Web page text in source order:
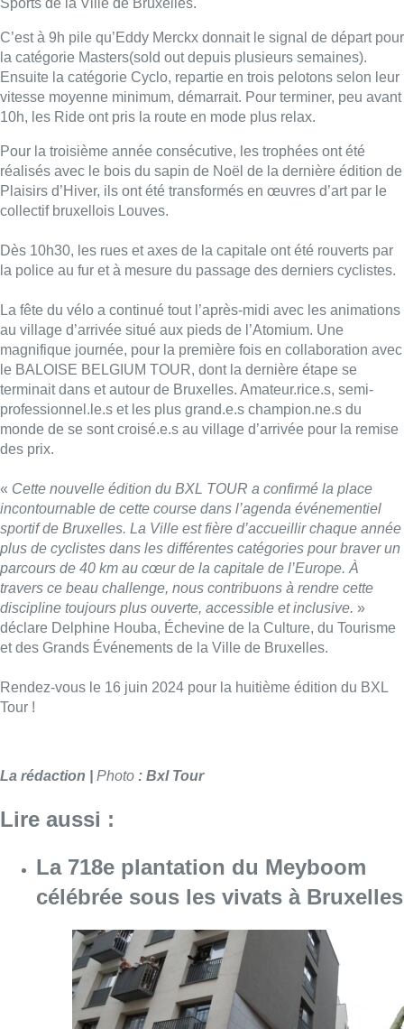
Sports de la Ville de Bruxelles.
C’est à 9h pile qu’Eddy Merckx donnait le signal de départ pour
la catégorie Masters(sold out depuis plusieurs semaines).
Ensuite la catégorie Cyclo, repartie en trois pelotons selon leur
vitesse moyenne minimum, démarrait. Pour terminer, peu avant
10h, les Ride ont pris la route en mode plus relax.
Pour la troisième année consécutive, les trophées ont été
réalisés avec le bois du sapin de Noël de la dernière édition de
Plaisirs d’Hiver, ils ont été transformés en œuvres d’art par le
collectif bruxellois Louves.
Dès 10h30, les rues et axes de la capitale ont été rouverts par
la police au fur et à mesure du passage des derniers cyclistes.
La fête du vélo a continué tout l’après-midi avec les animations
au village d’arrivée situé aux pieds de l’Atomium. Une
magnifique journée, pour la première fois en collaboration avec
le BALOISE BELGIUM TOUR, dont la dernière étape se
terminait dans et autour de Bruxelles. Amateur.rice.s, semi-
professionnel.le.s et les plus grand.e.s champion.ne.s du
monde de se sont croisé.e.s au village d’arrivée pour la remise
des prix.
« Cette nouvelle édition du BXL TOUR a confirmé la place
incontournable de cette course dans l’agenda événementiel
sportif de Bruxelles. La Ville est fière d’accueillir chaque année
plus de cyclistes dans les différentes catégories pour braver un
parcours de 40 km au cœur de la capitale de l’Europe. À
travers ce beau challenge, nous contribuons à rendre cette
discipline toujours plus ouverte, accessible et inclusive. »
déclare Delphine Houba, Échevine de la Culture, du Tourisme
et des Grands Événements de la Ville de Bruxelles.
Rendez-vous le 16 juin 2024 pour la huitième édition du BXL
Tour !
La rédaction | Photo : Bxl Tour
Lire aussi :
La 718e plantation du Meyboom
célébrée sous les vivats à Bruxelles